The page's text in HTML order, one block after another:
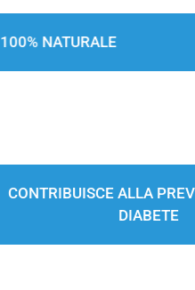
100%
RIDUCE IL RISCHIO
INSULINO-